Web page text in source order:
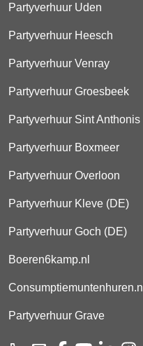
Partyverhuur Uden
Partyverhuur Heesch
Partyverhuur Venray
Partyverhuur Groesbeek
Partyverhuur Sint Anthonis
Partyverhuur Boxmeer
Partyverhuur Overloon
Partyverhuur Kleve (DE)
Partyverhuur Goch (DE)
Boeren6kamp.nl
Consumptiemuntenhuren.nl
Partyverhuur Grave